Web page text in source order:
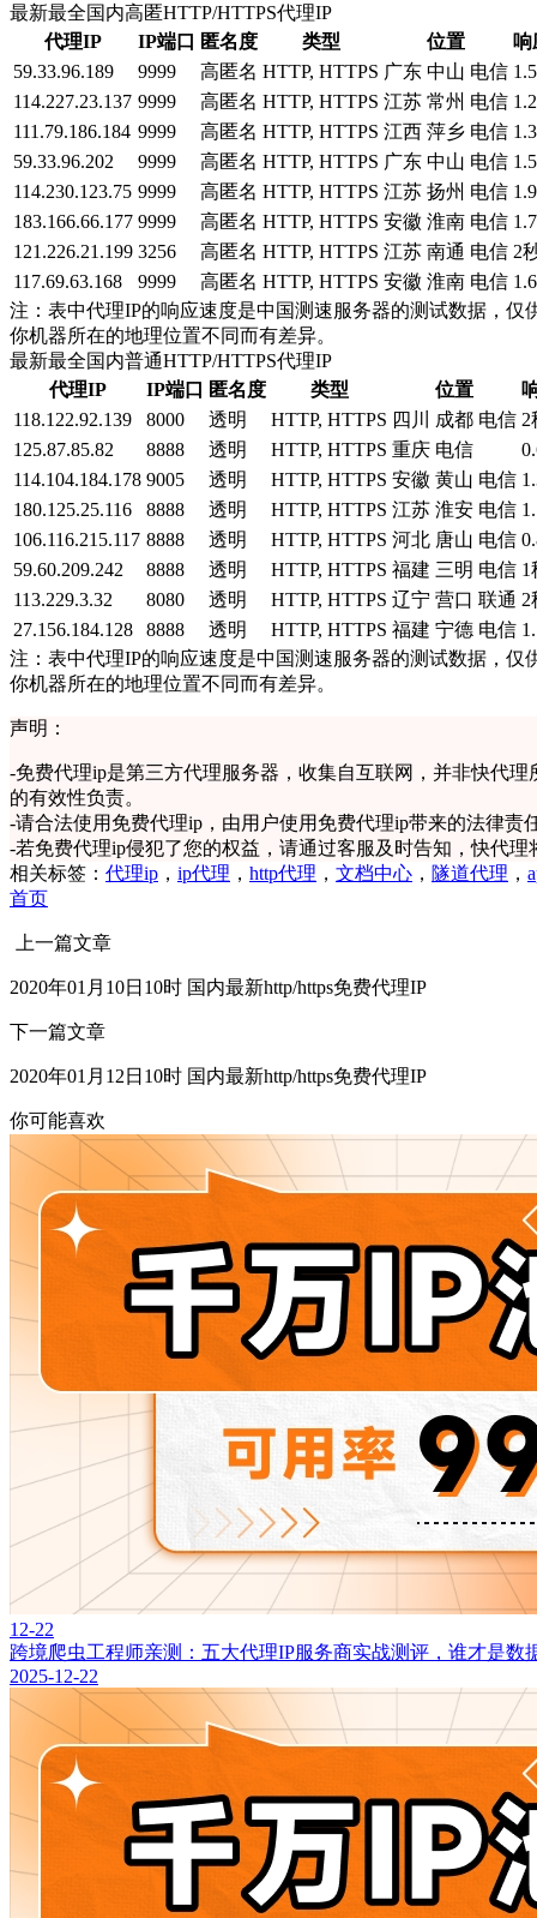
最新最全国内高匿HTTP/HTTPS代理IP
代理IP
IP端口 匿名度 类型 位置
59.33.96.189
9999 高匿名 HTTP, HTTPS 广东 中山 电信
114.227.23.137 9999 高匿名 HTTP, HTTPS 江苏 常州 电信
111.79.186.184 9999 高匿名 HTTP, HTTPS 江西 萍乡 电信
59.33.96.202
9999 高匿名 HTTP, HTTPS 广东 中山 电信
114.230.123.75 9999 高匿名 HTTP, HTTPS 江苏 扬州 电信
183.166.66.177 9999 高匿名 HTTP, HTTPS 安徽 淮南 电信
121.226.21.199 3256 高匿名 HTTP, HTTPS 江苏 南通 电信 2
117.69.63.168
9999 高匿名 HTTP, HTTPS 安徽 淮南 电信
注：表中代理IP的响应速度是中国测速服务器的测试数据，仅
你机器所在的地理位置不同而有差异。
最新最全国内普通HTTP/HTTPS代理IP
代理IP
IP端口 匿名度 类型 位置
118.122.92.139
8000 透明 HTTP, HTTPS 四川 成都 电信 2
125.87.85.82
8888 透明 HTTP, HTTPS 重庆 电信
114.104.184.178 9005 透明 HTTP, HTTPS 安徽 黄山 电信
180.125.25.116
8888 透明 HTTP, HTTPS 江苏 淮安 电信
106.116.215.117 8888 透明 HTTP, HTTPS 河北 唐山 电信
59.60.209.242
8888 透明 HTTP, HTTPS 福建 三明 电信 1
113.229.3.32
8080 透明 HTTP, HTTPS 辽宁 营口 联通 2
27.156.184.128
8888 透明 HTTP, HTTPS 福建 宁德 电信
注：表中代理IP的响应速度是中国测速服务器的测试数据，仅
你机器所在的地理位置不同而有差异。
声明：
-免费代理ip是第三方代理服务器，收集自互联网，并非快代
的有效性负责。
-请合法使用免费代理ip，由用户使用免费代理ip带来的法律责
-若免费代理ip侵犯了您的权益，请通过客服及时告知，快代理
相关标签： 代理ip ， ip代理 ， http代理 ， 文档中心 ， 隧道代理 ，
首页
上一篇文章
2020年01月10日10时 国内最新http/https免费代理IP
下一篇文章
2020年01月12日10时 国内最新http/https免费代理IP
你可能喜欢
12-22
跨境爬虫工程师亲测：五大代理IP服务商实战测评，谁才是数
2025-12-22